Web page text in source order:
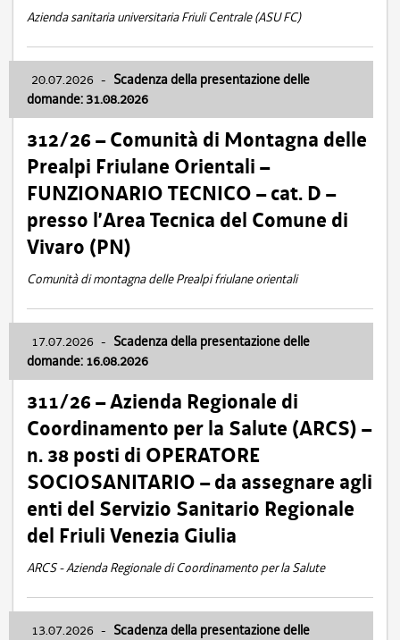
Azienda sanitaria universitaria Friuli Centrale (ASU FC)
20.07.2026 - Scadenza della presentazione delle
domande: 31.08.2026
312/26 – Comunità di Montagna delle
Prealpi Friulane Orientali –
FUNZIONARIO TECNICO – cat. D –
presso l’Area Tecnica del Comune di
Vivaro (PN)
Comunità di montagna delle Prealpi friulane orientali
17.07.2026 - Scadenza della presentazione delle
domande: 16.08.2026
311/26 – Azienda Regionale di
Coordinamento per la Salute (ARCS) –
n. 38 posti di OPERATORE
SOCIOSANITARIO – da assegnare agli
enti del Servizio Sanitario Regionale
del Friuli Venezia Giulia
ARCS - Azienda Regionale di Coordinamento per la Salute
13.07.2026 - Scadenza della presentazione delle